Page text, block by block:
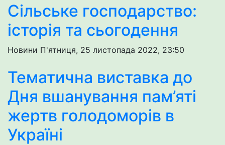
Сільське господарство:
історія та сьогодення
Новини П'ятниця, 25 листопада 2022, 23:50
Тематична виставка до
Дня вшанування пам’яті
жертв голодоморів в
Україні